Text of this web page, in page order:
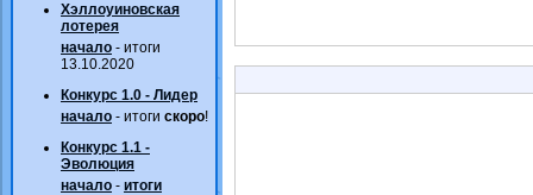
Хэллоуиновская
лотерея
начало - итоги
13.10.2020
Конкурс 1.0 - Лидер
начало - итоги скоро!
Конкурс 1.1 -
Эволюция
начало - итоги